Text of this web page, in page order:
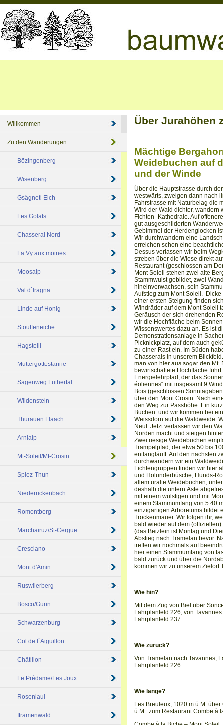
Willkommen
Zu den Wanderungen
Bözingenberg
Wisenberg
Gsägneti Eich
Les Golats
Chasseral Nord
La Vy aux moines
Moosalp
Val d`Iragna
Linde auf Honig
Stouffeneiche
Hagstelli
Muttergottestanne
Sagenweg Luthertal
Wildenstein
Thurauen Flaach
Arnialp
Mt-Soleil/Mt-Crosin
Spiez-Thun
Niederrickenbach
Romontberg
Marchairuz/St-Cergue
Cresciano
Mont d'Amin
Ruswilerberg
Bosco/Gurin
Schwarzenburg
Col de l`Aiguillon
Châtillon
Le Prédame/Les Joux
Rosenlaui
Itramenwald
Über Jurahöhen
Mächtige
Weidebuchen auf
und der Winde
Über die Hauptstrasse durch
westwärts, zweigen dann nach
Fahrstrasse mit Naturbelag die
Wird der Wald dichter,
Fichten- Kathedrale. Auf
gut ausgeschilderten
Gebimmel der Herdenglocken
Wir durchwandern eine
erreichen schon eine
Dessus verlassen wir beim
streben über die Wiese direkt
Restaurant (geschlossen am
Mont Soleil stehen zwei alte
Stammwulst gebildet, zwei
hineinverwachsen, sein
Aufstieg zum Mont Soleil.
einer ersten Steigung finden
Windräder auf dem Mont Soleil
Geräusch der sich drehenden
wir die Hochfläche beim
Wissenswertes dazu an. Es ist
Demonstrationsanlage in
Picknickplatz, auf dem auch
zu einer Rast ein. Im Süden
Chasserals in unserem
man von hier aus sogar den Mt.
bewirtschaftete Hochfläche
Energielehrpfad, der das
éoliennes“ mit insgesamt 9
Bois (geschlossen
über den Mont Crosin. Nach
den Weg zur Passhöhe. Ein
Buchen und wir kommen bei
Weissdorn auf die Waldweide.
Neuf. Jetzt verlassen wir den
Norden macht und steigen
Zwei riesige Weidebuchen
Trampelpfad, der etwa 50 bis
entlangläuft. Auf den nächsten
durchwandern wir ein
Fichtengruppen finden wir hier
und Holunderbüsche, Hunds-
allem uralte Weidebuchen,
deshalb die untern Äste
mit einem wulstigen und mit
einem Stammumfang von 5.40
einzigartigen Arboretums bildet
Trockenmauer. Wir folgen ihr,
bald wieder auf dem
(das Beizlein ist Montag und
Abstieg nach Tramelan bevor.
treffen wir nochmals auf
hier einen Stammumfang von
bald zurück und über die
kommen wir zu unserem Zielort
Wie hin?
Mit dem Zug von Biel über
Fahrplanfeld 226, von
Fahrplanfeld 237
Wie zurück?
Von Tramelan nach Tavannes,
Fahrplanfeld 226
Wie lange?
Les Breuleux, 1020 m ü.M.
ü.M. zum Restaurant Combe